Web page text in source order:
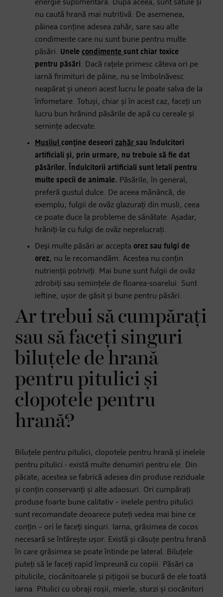
energie suplimentară. După aceea, sunt sătule și
nu caută hrană mai nutritivă. De asemenea,
pâinea conține adesea zahăr, sare sau alte
condimente care nu sunt bune pentru multe
păsări. Unele condimente sunt chiar toxice
pentru păsări. Dacă rațele primesc câteva ori pe
iarnă firimituri de pâine, nu se îmbolnăvesc
neapărat și uneori acest lucru le poate salva de la
înfometare. Totuși, chiar și în acest caz, faceți un
lucru bun hrănind păsările de apă cu cereale și
semințe adecvate.
Musliul conține deseori zahăr sau îndulcitori
artificiali și, prin urmare, nu trebuie să fie dat
păsărilor. Îndulcitorii artificiali sunt letali pentru
multe specii de animale. Păsările, în general,
preferă gustul dulce. De aceea mănâncă, de
exemplu, fulgii de ovăz glazurați din musli, ceea
ce poate duce la probleme de sănătate. Așadar,
hrăniți-le cu fulgi de ovăz neprelucrați.
Deși multe păsări ar accepta orez sau fulgi de
orez, nu le recomandăm. Acestea nu conțin
nutrienții potriviți. Mai bune sunt fulgii de ovăz
zdrobiți sau semințele de floarea-soarelui. Sunt
ieftine, ușor de găsit și bune pentru păsări.
Ar trebui să cumpărați
sau să faceți singuri
biluțele de hrană
pentru pitulici și
clopotele pentru
hrană?
Biluțele pentru pitulici, clopotele pentru hrană și inelele
pentru pitulici - există multe denumiri pentru ele. Din
păcate, acestea se fabrică adesea din produse reziduale
și conțin conservanți și alte adaosuri. Ori cumpărați
produse foarte bune calitativ – inelele pentru pitulici
sunt recomandate deoarece puteți vedea mai bine ce
conțin – ori le faceți singuri. Iarna, grăsimea de cocos
necesară se întărește ușor. Există și căsuțe pentru hrană
în care grăsimea se poate întinde pe lateral. Biluțele
puteți să le faceți rapid împreună cu copiii. Păsări ca
pitulicile, ciocănitoarele și pițigoii se bucură de ele toată
iarna. Pitulici cu obraji roșii, mierle, sturzi și ciocănitori